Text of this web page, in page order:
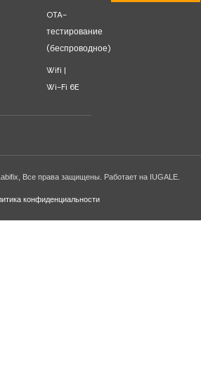
OTA-
тестирование
(беспроводное)
Wifi |
Wi-Fi 6E
Все права защищены. Работает на IUGALE.
конфиденциальности